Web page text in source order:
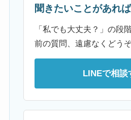
聞きたいことがあれば
「私でも大丈夫？」の段
前の質問、遠慮なくどうぞ
LINEで相談